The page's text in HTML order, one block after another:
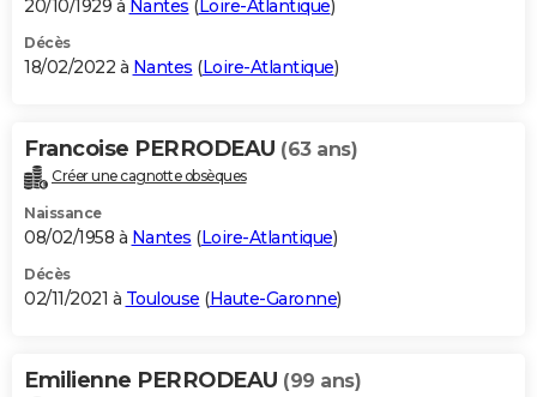
20/10/1929 à Nantes ( Loire-Atlantique)
Décès
18/02/2022 à Nantes (Loire-Atlantique)
Francoise PERRODEAU (63 ans)
Créer une cagnotte obsèques
Naissance
08/02/1958 à Nantes (Loire-Atlantique)
Décès
02/11/2021 à Toulouse (Haute-Garonne)
Emilienne PERRODEAU (99 ans)